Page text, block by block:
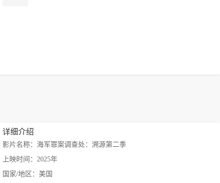
详细介绍
影片名称：海军罪案调查处：溯源第二季
上映时间：2025年
国家/地区：美国